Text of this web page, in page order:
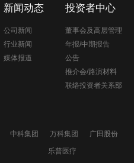
新闻动态
公司新闻
行业新闻
媒体报道
投资者中心
董事会及高层管理
年报/中期报告
公告
推介会/路演材料
联络投资者关系部
中科集团 万科集团 广田股份
乐普医疗